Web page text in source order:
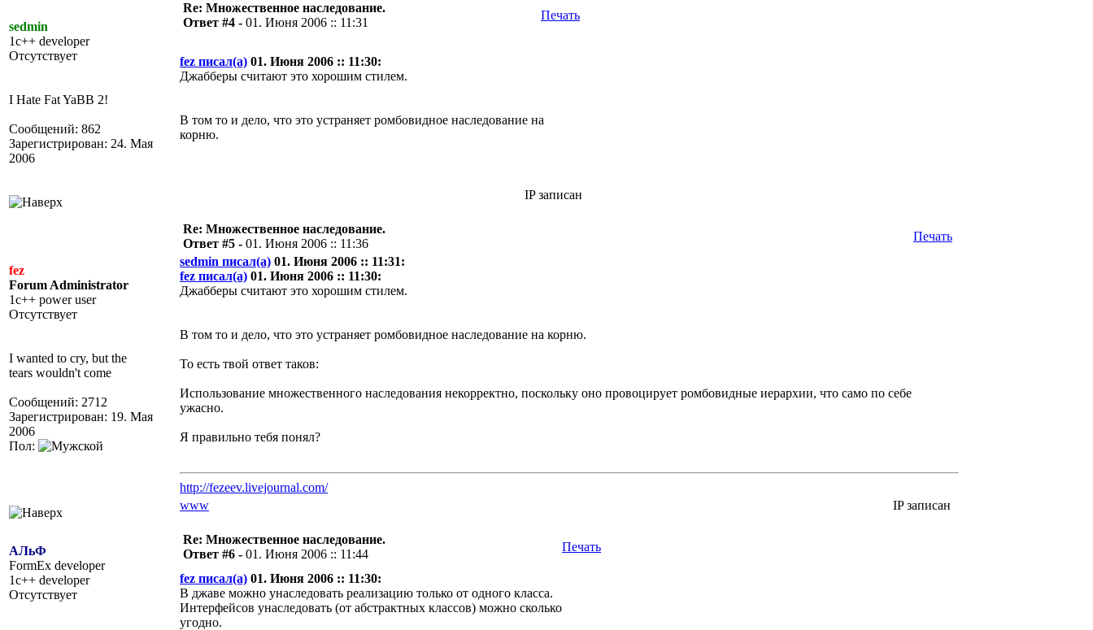
sedmin
1c++ developer
Отсутствует
I Hate Fat YaBB 2!
Сообщений: 862
Зарегистрирован: 24. Мая
2006
Re: Множественное наследование.
Ответ #4 - 01. Июня 2006 :: 11:31
Печать
fez писал(а) 01. Июня 2006 :: 11:30:
Джабберы считают это хорошим стилем.
В том то и дело, что это устраняет ромбовидное наследование на
корню.
IP записан
fez
Forum Administrator
1c++ power user
Отсутствует
I wanted to cry, but the
tears wouldn't come
Сообщений: 2712
Зарегистрирован: 19. Мая
2006
Пол:
Re: Множественное наследование.
Ответ #5 - 01. Июня 2006 :: 11:36
Печать
sedmin писал(а) 01. Июня 2006 :: 11:31:
fez писал(а) 01. Июня 2006 :: 11:30:
Джабберы считают это хорошим стилем.
В том то и дело, что это устраняет ромбовидное наследование на корню.
То есть твой ответ таков:
Использование множественного наследования некорректно, поскольку оно провоцирует ромбовидные иерархии, что само по себе
ужасно.
Я правильно тебя понял?
http://fezeev.livejournal.com/
www
IP записан
АЛьФ
FormEx developer
1c++ developer
Отсутствует
Re: Множественное наследование.
Ответ #6 - 01. Июня 2006 :: 11:44
Печать
fez писал(а) 01. Июня 2006 :: 11:30:
В джаве можно унаследовать реализацию только от одного класса.
Интерфейсов унаследовать (от абстрактных классов) можно сколько
угодно.